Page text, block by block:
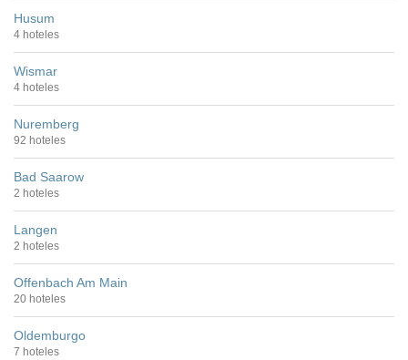
Husum
4 hoteles
Wismar
4 hoteles
Nuremberg
92 hoteles
Bad Saarow
2 hoteles
Langen
2 hoteles
Offenbach Am Main
20 hoteles
Oldemburgo
7 hoteles